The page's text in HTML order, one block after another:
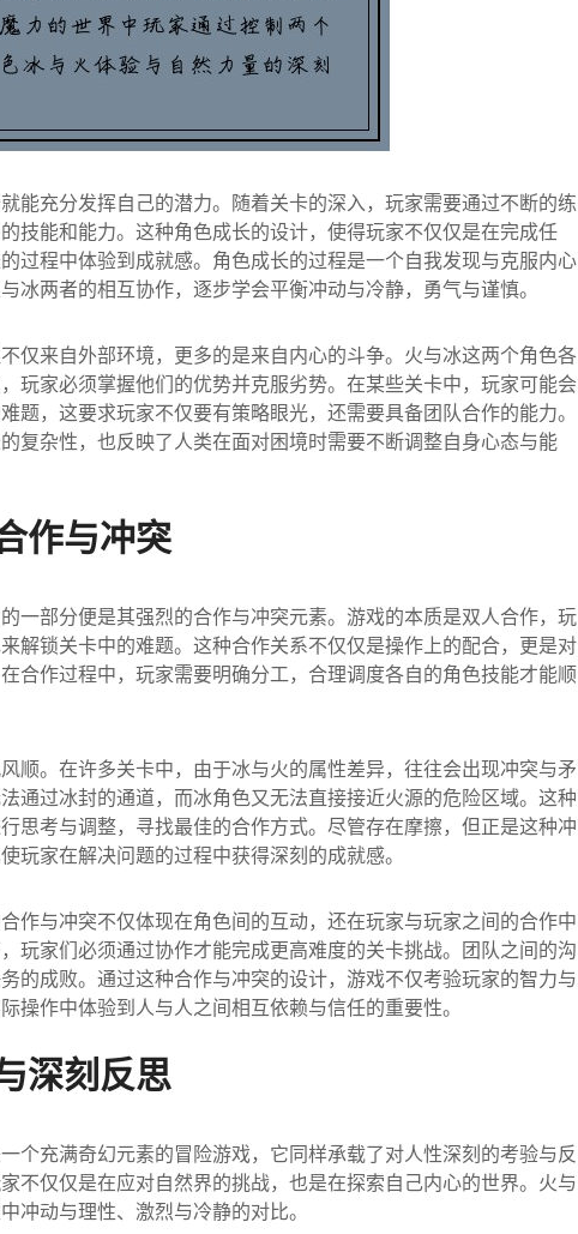
能充分发挥自己的潜力。随着关卡的深入，玩家需要通过不断的练
技能和能力。这种角色成长的设计，使得玩家不仅仅是在完成任
过程中体验到成就感。角色成长的过程是一个自我发现与克服内心
冰两者的相互协作，逐步学会平衡冲动与冷静，勇气与谨慎。
仅来自外部环境，更多的是来自内心的斗争。火与冰这两个角色各
玩家必须掌握他们的优势并克服劣势。在某些关卡中，玩家可能会
题，这要求玩家不仅要有策略眼光，还需要具备团队合作的能力。
复杂性，也反映了人类在面对困境时需要不断调整自身心态与能
作与冲突
一部分便是其强烈的合作与冲突元素。游戏的本质是双人合作，玩
解锁关卡中的难题。这种合作关系不仅仅是操作上的配合，更是对
合作过程中，玩家需要明确分工，合理调度各自的角色技能才能顺
顺。在许多关卡中，由于冰与火的属性差异，往往会出现冲突与矛
通过冰封的通道，而冰角色又无法直接接近火源的危险区域。这种
思考与调整，寻找最佳的合作方式。尽管存在摩擦，但正是这种冲
玩家在解决问题的过程中获得深刻的成就感。
作与冲突不仅体现在角色间的互动，还在玩家与玩家之间的合作中
玩家们必须通过协作才能完成更高难度的关卡挑战。团队之间的沟
的成败。通过这种合作与冲突的设计，游戏不仅考验玩家的智力与
操作中体验到人与人之间相互依赖与信任的重要性。
深刻反思
个充满奇幻元素的冒险游戏，它同样承载了对人性深刻的考验与反
不仅仅是在应对自然界的挑战，也是在探索自己内心的世界。火与
冲动与理性、激烈与冷静的对比。